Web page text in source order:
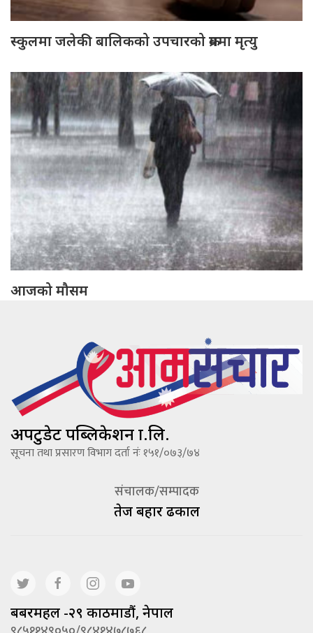
स्कुलमा जलेकी बालिकको उपचारको क्रममा मृत्यु
आजको मौसम
अपटुडेट पब्लिकेशन प्रा.लि.
सूचना तथा प्रसारण विभाग दर्ता नंः १५१/०७३/७४
संचालक/सम्पादक
तेज बहादूर ढकाल
बबरमहल -२९ काठमाडौं, नेपाल